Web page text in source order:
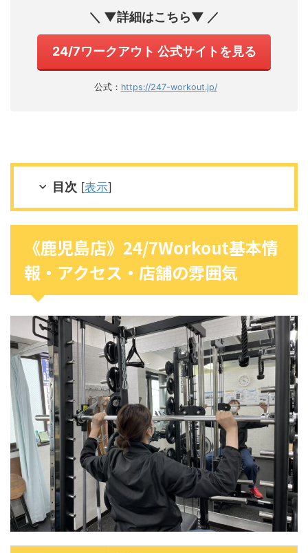
＼ ▼詳細はこちら▼ ／
24/7ワークアウト 公式サイトを見る
公式： https://247-workout.jp/
目次 [表示]
《鹿児島店》24/7Workout基本情
報・アクセス・店舗の雰囲気